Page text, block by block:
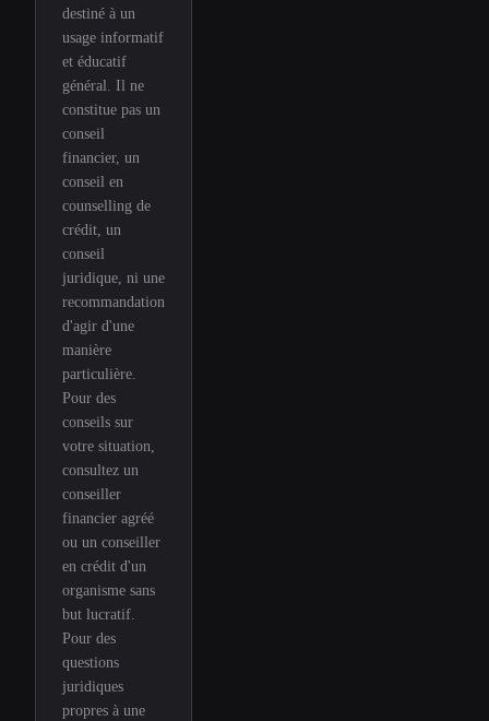
destiné à un
usage informatif
et éducatif
général. Il ne
constitue pas un
conseil
financier, un
conseil en
counselling de
crédit, un
conseil
juridique, ni une
recommandation
d'agir d'une
manière
particulière.
Pour des
conseils sur
votre situation,
consultez un
conseiller
financier agréé
ou un conseiller
en crédit d'un
organisme sans
but lucratif.
Pour des
questions
juridiques
propres à une